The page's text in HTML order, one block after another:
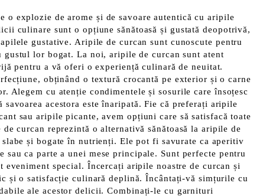
o explozie de arome și de savoare autentică cu aripile
culinare sunt o opțiune sănătoasă și gustată deopotrivă,
gustative. Aripile de curcan sunt cunoscute pentru
gustul lor bogat. La noi, aripile de curcan sunt atent
pentru a vă oferi o experiență culinară de neuitat.
obținând o textură crocantă pe exterior și o carne
Alegem cu atenție condimentele și sosurile care însoțesc
acestora este înaripată. Fie că preferați aripile
sau aripile picante, avem opțiuni care să satisfacă toate
curcan reprezintă o alternativă sănătoasă la aripile de
și bogate în nutrienți. Ele pot fi savurate ca aperitiv
sau ca parte a unei mese principale. Sunt perfecte pentru
eveniment special. Încercați aripile noastre de curcan și
și o satisfacție culinară deplină. Încântați-vă simțurile cu
ale acestor delicii. Combinați-le cu garnituri